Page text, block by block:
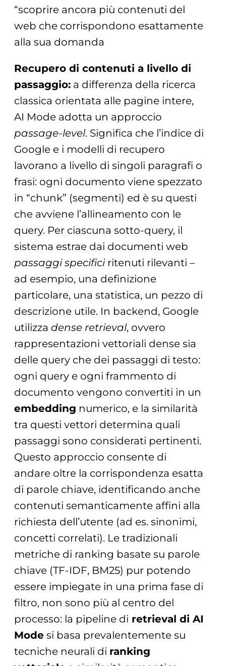
“scoprire ancora più contenuti del
web che corrispondono esattamente
alla sua domanda
Recupero di contenuti a livello di
passaggio:a differenza della ricerca
classica orientata alle pagine intere,
AI Mode adotta un approccio
passage-level. Significa che l’indice di
Google e i modelli di recupero
lavorano a livello di singoli paragrafi o
frasi: ogni documento viene spezzato
in “chunk” (segmenti) ed è su questi
che avviene l’allineamento con le
query. Per ciascuna sotto-query, il
sistema estrae dai documenti web
passaggi specificiritenuti rilevanti –
ad esempio, una definizione
particolare, una statistica, un pezzo di
descrizione utile. In backend, Google
utilizza dense retrieval, ovvero
rappresentazioni vettoriali dense sia
delle query che dei passaggi di testo:
ogni query e ogni frammento di
documento vengono convertiti in un
embedding numerico, e la similarità
tra questi vettori determina quali
passaggi sono considerati pertinenti.
Questo approccio consente di
andare oltre la corrispondenza esatta
di parole chiave, identificando anche
contenuti semanticamente affini alla
richiesta dell’utente (ad es. sinonimi,
concetti correlati). Le tradizionali
metriche di ranking basate su parole
chiave (TF-IDF, BM25) pur potendo
essere impiegate in una prima fase di
filtro, non sono più al centro del
processo: la pipeline di retrieval di AI
Mode si basa prevalentemente su
tecniche neurali di ranking